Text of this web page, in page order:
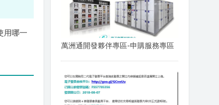
用哪一
萬洲通開發夥伴專區-申購服務專區